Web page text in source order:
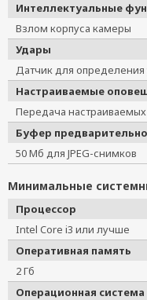
Интеллектуальные
Взлом корпуса камеры
Удары
Датчик для
Настраиваемые
Передача
Буфер
50 Мб для JPEG-снимков
Минимальные
Процессор
Intel Core i3 или лучше
Оперативная память
2 Гб
Операционная система